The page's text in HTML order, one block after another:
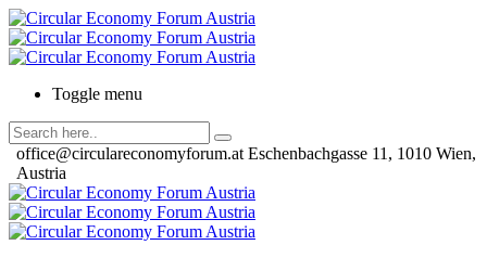
Toggle menu
office@circulareconomyforum.at Eschenbachgasse 11, 1010 Wien,
Austria